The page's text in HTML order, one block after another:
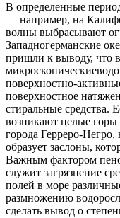
В определенные
— например, на
волны выбрасывают
Западногерманские
пришли к выводу, что
поверхностно-
поверхностное
стиральные средства.
возникают целые горы
города Герреро-Негро,
образует заслоны,
Важным фактором
служит загрязнение
полей в море
размножению
сделать вывод о